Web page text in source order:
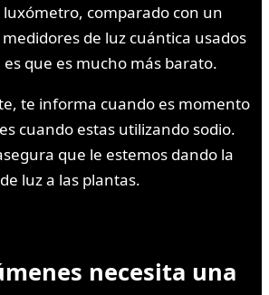
comparado con un
medidores de luz cuántica usados
que es mucho más barato.
te informa cuando es momento
cuando estas utilizando sodio.
que le estemos dando la
luz a las plantas.
necesita una